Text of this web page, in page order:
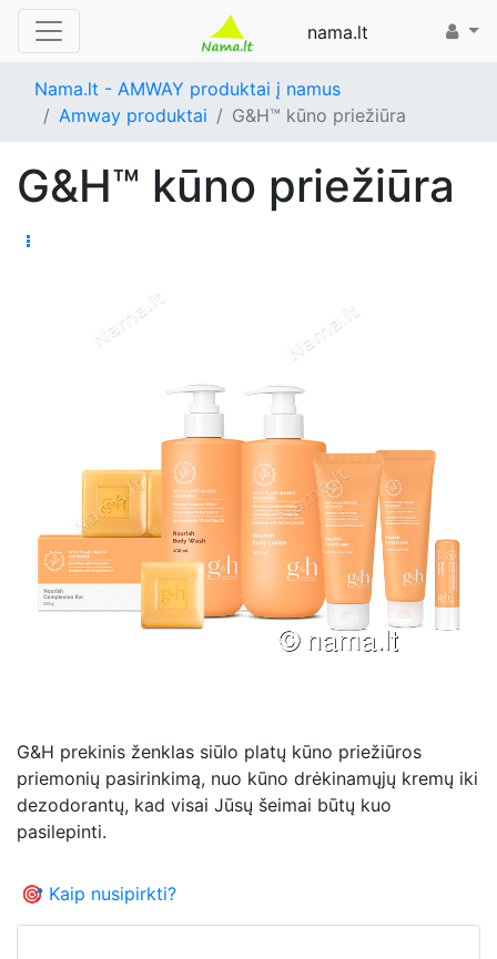
nama.lt
Nama.lt - AMWAY produktai į namus
Amway produktai
G&H™ kūno priežiūra
G&H™ kūno priežiūra
G&H prekinis ženklas siūlo platų kūno priežiūros
priemonių pasirinkimą, nuo kūno drėkinamųjų kremų iki
dezodorantų, kad visai Jūsų šeimai būtų kuo
pasilepinti.
🎯 Kaip nusipirkti?